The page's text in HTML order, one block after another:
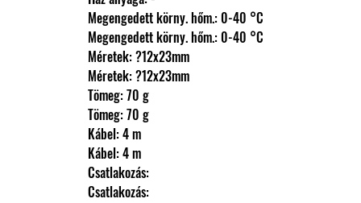
                Megengedett körny. hőm.: 0-40 °C
                Megengedett körny. hőm.: 0-40 °C
                Méretek: ?12x23mm
                Méretek: ?12x23mm
                Tömeg: 70 g
                Tömeg: 70 g
                Kábel: 4 m
                Kábel: 4 m
                Csatlakozás:
                Csatlakozás: